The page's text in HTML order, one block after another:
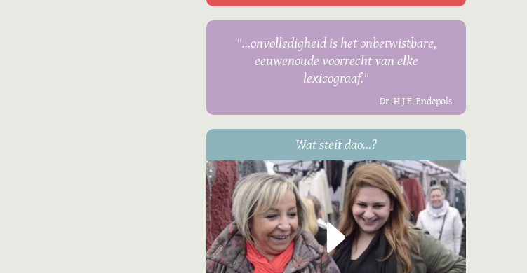
"...onvolledigheid is het onbetwistbare,
eeuwenoude voorrecht van elke
lexicograaf."
Dr. H.J.E. Endepols
Wat steit dao...?